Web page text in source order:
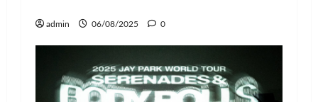
admin 06/08/2025 0